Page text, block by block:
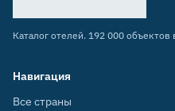
Каталог отелей. 192 000 объектов
Навигация
Все страны